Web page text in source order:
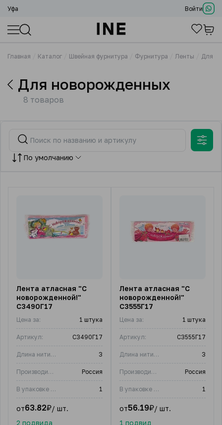
Уфа Войти
Главная Каталог Швейная фурнитура Фурнитура Ленты Для
Для новорожденных
8 товаров
По умолчанию
Лента атласная "С
новорожденной!"
С3490Г17
Цена за: 1 штука
Артикул: С3490Г17
Длина нити, м: 3
Производитель: Россия
В упаковке (шт) 1
от63.82₽/ шт.
2 подвида
Лента атласная "С
новорожденной!"
С3555Г17
Цена за: 1 штука
Артикул: С3555Г17
Длина нити, м: 3
Производитель: Россия
В упаковке (шт) 1
от56.19₽/ шт.
1 подвид